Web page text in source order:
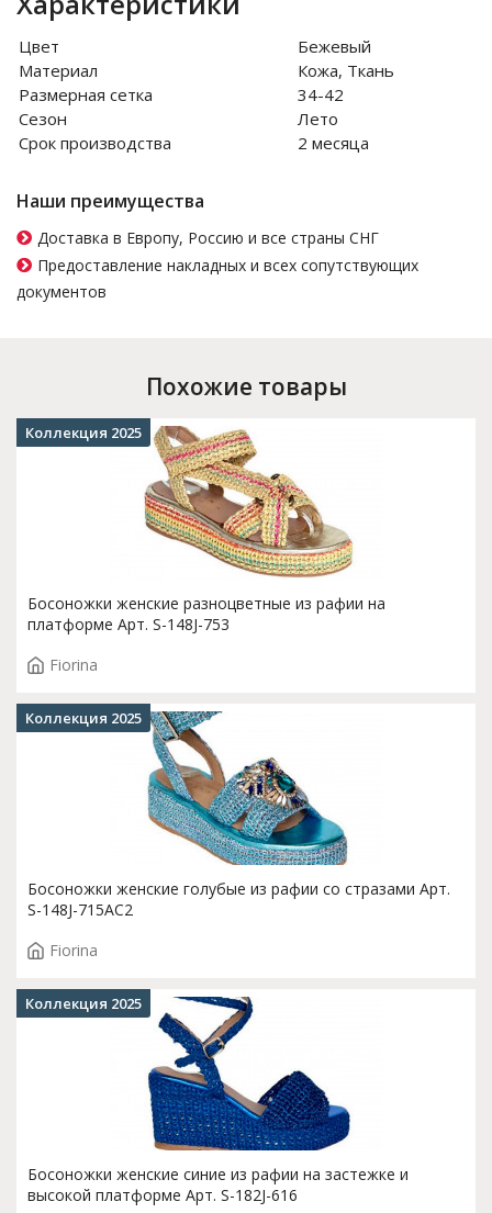
Цвет
Бежевый
Материал
Кожа, Ткань
Размерная сетка
34-42
Сезон
Лето
Срок производства
2 месяца
Наши преимущества
Доставка в Европу, Россию и все страны СНГ
Предоставление накладных и всех сопутствующих
документов
Похожие товары
Босоножки женские разноцветные из рафии на
платформе Арт. S-148J-753
Fiorina
Коллекция 2025
Босоножки женские голубые из рафии со стразами Арт.
S-148J-715AC2
Fiorina
Коллекция 2025
Босоножки женские синие из рафии на застежке и
высокой платформе Арт. S-182J-616
Коллекция 2025